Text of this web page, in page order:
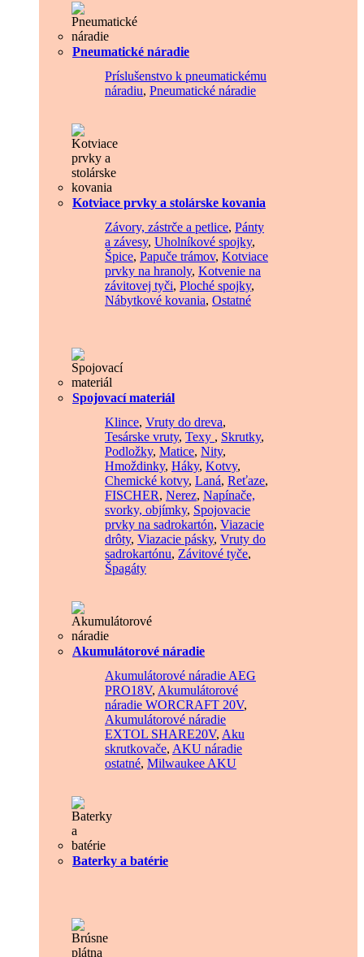
Pneumatické náradie
Príslušenstvo k pneumatickému
náradiu, Pneumatické náradie
Kotviace prvky a stolárske kovania
Závory, zástrče a petlice, Pánty
a závesy, Uholníkové spojky,
Špice, Papuče trámov, Kotviace
prvky na hranoly, Kotvenie na
závitovej tyči, Ploché spojky,
Nábytkové kovania, Ostatné
Spojovací materiál
Klince, Vruty do dreva,
Tesárske vruty, Texy , Skrutky,
Podložky, Matice, Nity,
Hmoždinky, Háky, Kotvy,
Chemické kotvy, Laná, Reťaze,
FISCHER, Nerez, Napínače,
svorky, objímky, Spojovacie
prvky na sadrokartón, Viazacie
drôty, Viazacie pásky, Vruty do
sadrokartónu, Závitové tyče,
Špagáty
Akumulátorové náradie
Akumulátorové náradie AEG
PRO18V, Akumulátorové
náradie WORCRAFT 20V,
Akumulátorové náradie
EXTOL SHARE20V, Aku
skrutkovače, AKU náradie
ostatné, Milwaukee AKU
Baterky a batérie